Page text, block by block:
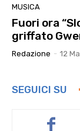
MUSICA
Fuori ora
griffato
Redazione - 12
SEGUICI SU